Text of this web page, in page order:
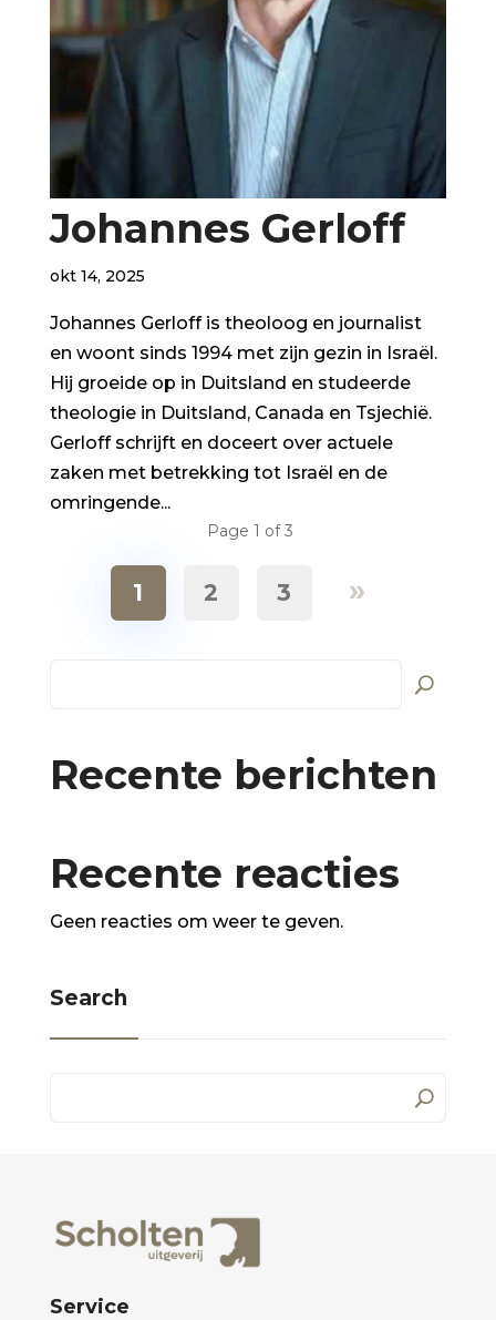
Johannes Gerloff
okt 14, 2025
Johannes Gerloff is theoloog en journalist
en woont sinds 1994 met zijn gezin in Israël.
Hij groeide op in Duitsland en studeerde
theologie in Duitsland, Canada en Tsjechië.
Gerloff schrijft en doceert over actuele
zaken met betrekking tot Israël en de
omringende...
Page 1 of 3
1 2 3 »
Recente berichten
Recente reacties
Geen reacties om weer te geven.
Search
Service